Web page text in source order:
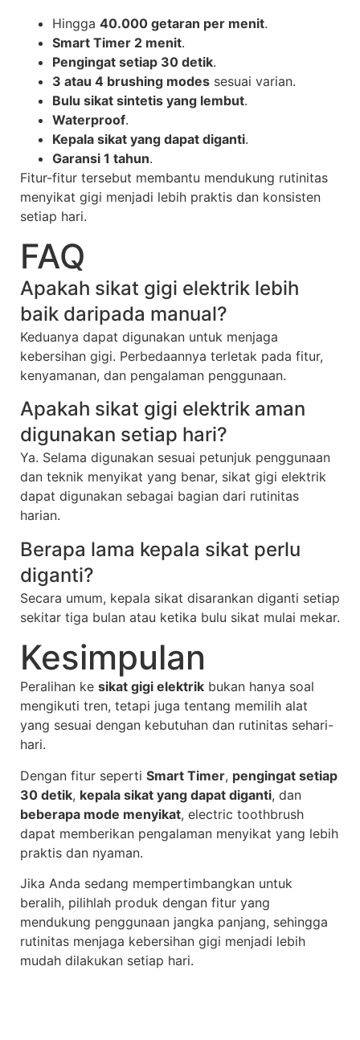
Hingga 40.000 getaran per menit.
Smart Timer 2 menit.
Pengingat setiap 30 detik.
3 atau 4 brushing modes sesuai varian.
Bulu sikat sintetis yang lembut.
Waterproof.
Kepala sikat yang dapat diganti.
Garansi 1 tahun.
Fitur-fitur tersebut membantu mendukung rutinitas
menyikat gigi menjadi lebih praktis dan konsisten
setiap hari.
FAQ
Apakah sikat gigi elektrik lebih
baik daripada manual?
Keduanya dapat digunakan untuk menjaga
kebersihan gigi. Perbedaannya terletak pada fitur,
kenyamanan, dan pengalaman penggunaan.
Apakah sikat gigi elektrik aman
digunakan setiap hari?
Ya. Selama digunakan sesuai petunjuk penggunaan
dan teknik menyikat yang benar, sikat gigi elektrik
dapat digunakan sebagai bagian dari rutinitas
harian.
Berapa lama kepala sikat perlu
diganti?
Secara umum, kepala sikat disarankan diganti setiap
sekitar tiga bulan atau ketika bulu sikat mulai mekar.
Kesimpulan
Peralihan ke sikat gigi elektrik bukan hanya soal
mengikuti tren, tetapi juga tentang memilih alat
yang sesuai dengan kebutuhan dan rutinitas sehari-
hari.
Dengan fitur seperti Smart Timer, pengingat setiap
30 detik, kepala sikat yang dapat diganti, dan
beberapa mode menyikat, electric toothbrush
dapat memberikan pengalaman menyikat yang lebih
praktis dan nyaman.
Jika Anda sedang mempertimbangkan untuk
beralih, pilihlah produk dengan fitur yang
mendukung penggunaan jangka panjang, sehingga
rutinitas menjaga kebersihan gigi menjadi lebih
mudah dilakukan setiap hari.